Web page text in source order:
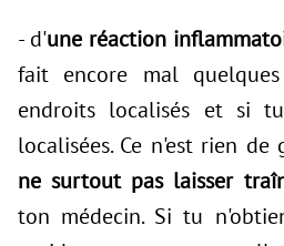
- d'une réaction
fait encore mal
endroits localisés et si
localisées. Ce n'est rien
ne surtout pas laisser
ton médecin. Si tu